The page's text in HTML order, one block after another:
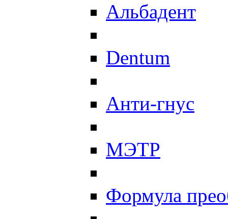
Альбадент
Dentum
Анти-гнус
МЭТР
Формула